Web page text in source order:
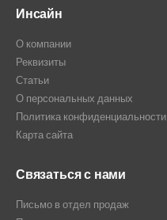
Инсайн
О компании
Реквизиты
Статьи
О персональных данных
Политика конфиденциальности
Карта сайта
Связаться с нами
Письмо в отдел продаж